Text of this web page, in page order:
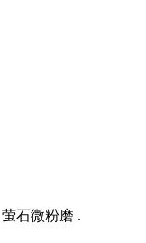
石微粉磨 .